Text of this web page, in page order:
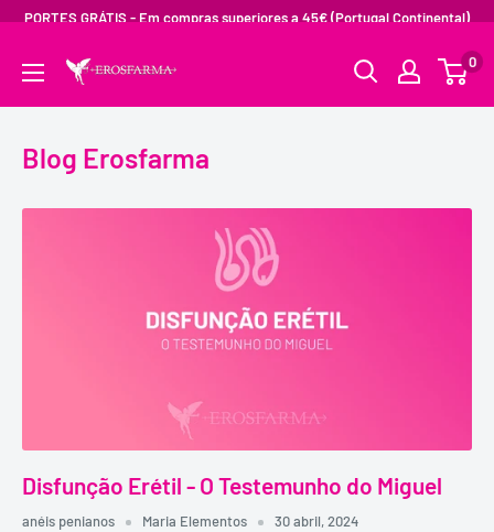
PORTES GRÁTIS - Em compras superiores a 45€ (Portugal Continental)
0
Blog Erosfarma
Disfunção Erétil - O Testemunho do Miguel
anéis penianos Maria Elementos 30 abril, 2024